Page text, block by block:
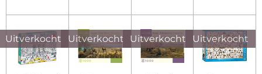
Uitverkocht Uitverkocht Uitverkocht Uitverkocht